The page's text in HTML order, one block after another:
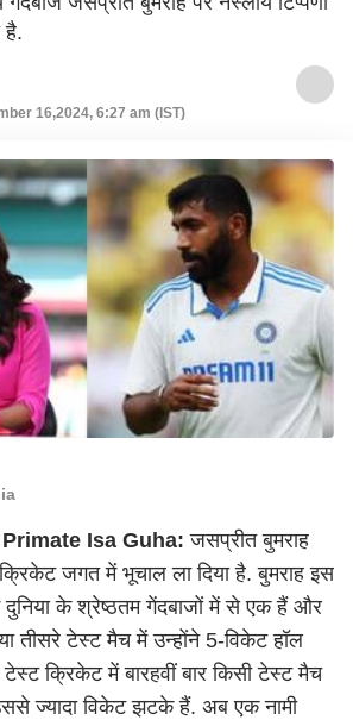
है.
16,2024, 6:27 am (IST)
Isa Guha: जसप्रीत बुमराह
जगत में भूचाल ला दिया है. बुमराह इस
के श्रेष्ठतम गेंदबाजों में से एक हैं और
तीसरे टेस्ट मैच में उन्होंने 5-विकेट हॉल
टेस्ट क्रिकेट में बारहवीं बार किसी टेस्ट मैच
ज्यादा विकेट झटके हैं. अब एक नामी